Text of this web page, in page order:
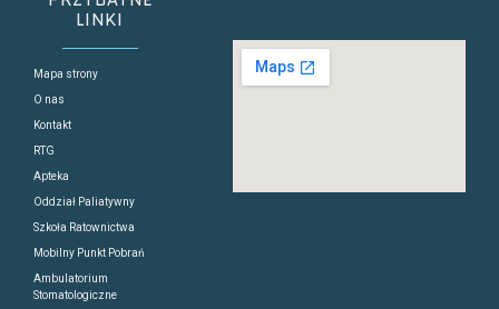
LINKI
Mapa strony
O nas
Kontakt
RTG
Apteka
Oddział Paliatywny
Szkoła Ratownictwa
Mobilny Punkt Pobrań
Ambulatorium
Stomatologiczne